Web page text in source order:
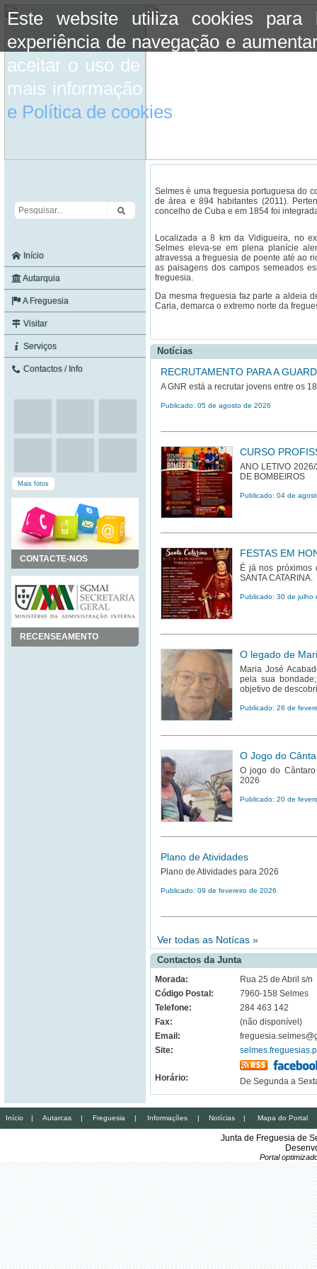
Este website utiliza cookies para
experiência de navegação e
aceitar o uso de cookies basta
mais informação consulte a
e Política de cookies
Início
Autarquia
A Freguesia
Visitar
Serviços
Contactos / Info
Mais fotos
CONTACTE-NOS
RECENSEAMENTO
Selmes é uma freguesia portuguesa do
de área e 894 habitantes (2011).
concelho de Cuba e em 1854 foi
Localizada a 8 km da Vidigueira, no
Selmes eleva-se em plena planície
atravessa a freguesia de poente até ao
as paisagens dos campos semeados
freguesia.
Da mesma freguesia faz parte a aldeia
Caria, demarca o extremo norte da
Notícias
RECRUTAMENTO PARA A
A GNR está a recrutar jovens entre os
Publicado: 05 de agosto de 2026
CURSO
ANO LETIVO
DE BOMBEIROS
Publicado: 04 de
FESTAS EM
É já nos próximos
SANTA CATARINA.
Publicado: 30 de julho
O legado de
Maria José
pela sua
objetivo de
Publicado: 26 de
O Jogo do
O jogo do
2026
Publicado: 20 de
Plano de Atividades
Plano de Atividades para 2026
Publicado: 09 de fevereiro de 2026
Ver todas as Notícas »
Contactos da Junta
Morada:
Rua 25 de Abril s/n
Código Postal:
7960-158 Selmes
Telefone:
284 463 142
Fax:
(não disponível)
Email:
Site:
Horário: De Segunda a
Início | Autarcas | Freguesia | Informações | Notícias | Mapa do Portal
Junta de Freguesia de
Portal